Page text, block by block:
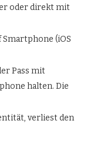
oder direkt mit
Smartphone (iOS
Pass mit
halten. Die
verliest den